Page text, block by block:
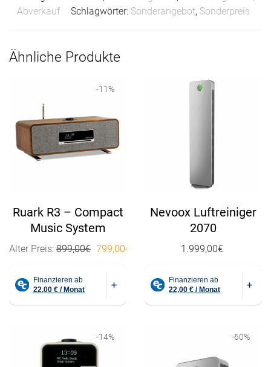
Abverkauf
Schlagwörter: Sonderangebot, Sonderpreis
Ähnliche Produkte
-11%
Ruark R3 – Compact
Music System
Alter Preis: 899,00€ Ursprünglicher Preis war: 899,00€
799,00€ Aktueller Preis ist: 799,00€.
Nevoox Luftreiniger
2070
1.999,00€
-14% -60%